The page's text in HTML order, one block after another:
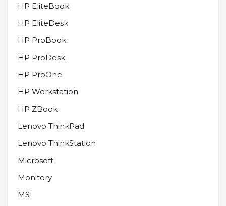
HP EliteBook
HP EliteDesk
HP ProBook
HP ProDesk
HP ProOne
HP Workstation
HP ZBook
Lenovo ThinkPad
Lenovo ThinkStation
Microsoft
Monitory
MSI